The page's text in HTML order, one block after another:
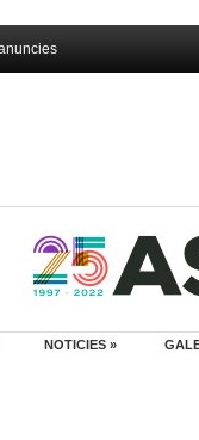
NOTICIES »